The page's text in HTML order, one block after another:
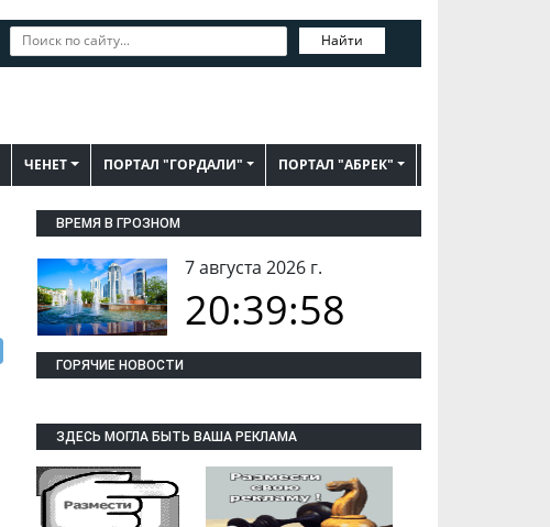
Найти
ЧЕНЕТ ПОРТАЛ "ГОРДАЛИ" ПОРТАЛ "АБРЕК"
ВРЕМЯ В ГРОЗНОМ
7 августа 2026 г.
20:39:59
ГОРЯЧИЕ НОВОСТИ
ЗДЕСЬ МОГЛА БЫТЬ ВАША РЕКЛАМА